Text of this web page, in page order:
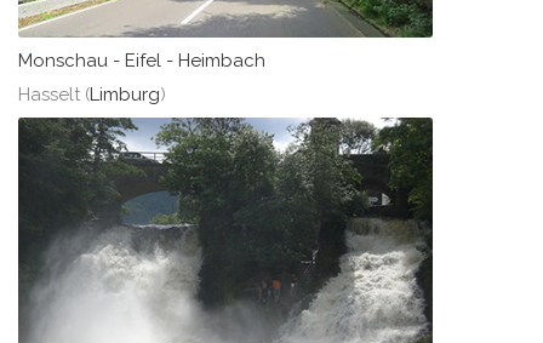
Monschau - Eifel - Heimbach
Hasselt (Limburg)